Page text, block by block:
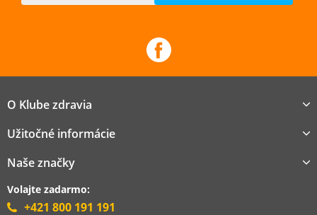
O Klube zdravia
Užitočné informácie
Naše značky
Volajte zadarmo:
+421 800 191 191